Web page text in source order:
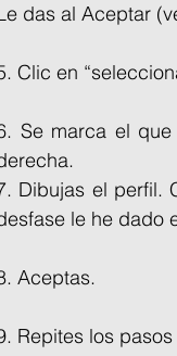
das al Aceptar
Clic en
Se marca el
Dibujas el perfil.
le he dado
Aceptas.
Repites los